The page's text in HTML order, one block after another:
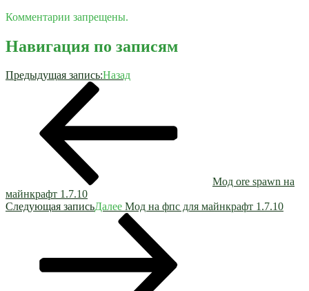
Комментарии запрещены.
Навигация по записям
Предыдущая запись:Назад
Мод ore spawn на
майнкрафт 1.7.10
Следующая записьДалее Мод на фпс для майнкрафт 1.7.10